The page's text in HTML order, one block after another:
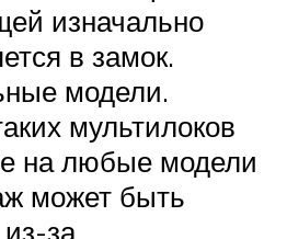
изначально
в замок.
модели.
мультилоков
на любые модели
может быть
за